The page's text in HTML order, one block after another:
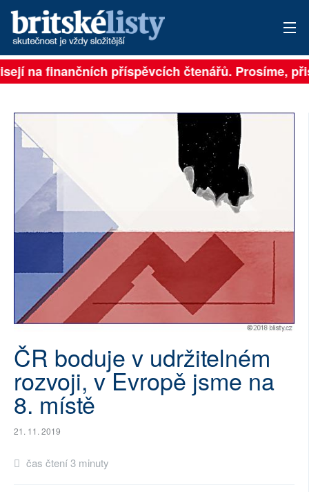
PŘIHLÁSIT
ARCHIV
ROZHOVORY
TÉMATA
NEJČTENĚJŠÍ ZA 7 DNÍ
PŘÍSPĚVKY NA PROVOZ
SOCIÁLNÍ SÍTĚ
RUBRIKY
PLNÁ VERZE STRÁNEK
na finančních příspěvcích čtenářů. Prosíme,
ČR boduje v udržitelném
rozvoji, v Evropě jsme na
8. místě
21. 11. 2019
čas čtení 3 minuty